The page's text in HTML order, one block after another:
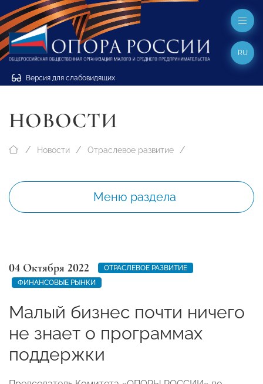
Версия для слабовидящих
RU
НОВОСТИ
Новости Отраслевое развитие
Меню раздела
04 Октября 2022
ОТРАСЛЕВОЕ РАЗВИТИЕ
ФИНАНСОВЫЕ РЫНКИ
Малый бизнес почти ничего
не знает о программах
поддержки